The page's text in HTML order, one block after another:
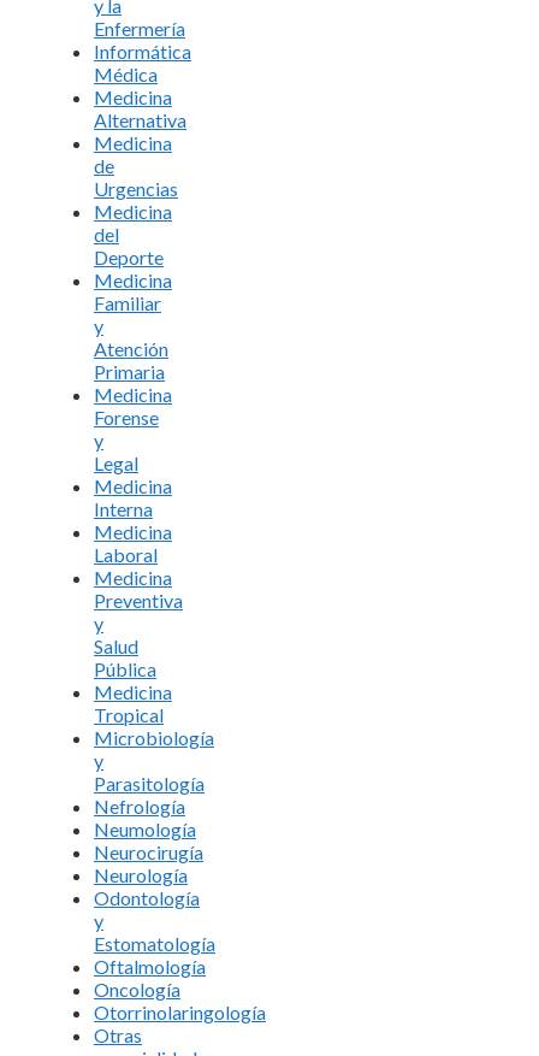
y la
Enfermería
Informática
Médica
Medicina
Alternativa
Medicina
de
Urgencias
Medicina
del
Deporte
Medicina
Familiar
y
Atención
Primaria
Medicina
Forense
y
Legal
Medicina
Interna
Medicina
Laboral
Medicina
Preventiva
y
Salud
Pública
Medicina
Tropical
Microbiología
y
Parasitología
Nefrología
Neumología
Neurocirugía
Neurología
Odontología
y
Estomatología
Oftalmología
Oncología
Otorrinolaringología
Otras